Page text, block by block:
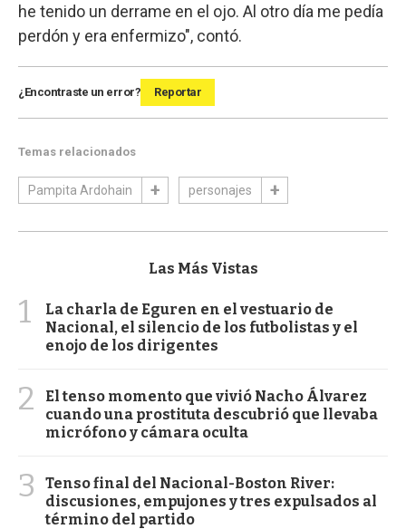
he tenido un derrame en el ojo. Al otro día me pedía
perdón y era enfermizo", contó.
¿Encontraste un error? Reportar
Temas relacionados
Pampita Ardohain personajes
Las Más Vistas
1
La charla de Eguren en el vestuario de
Nacional, el silencio de los futbolistas y el
enojo de los dirigentes
2
El tenso momento que vivió Nacho Álvarez
cuando una prostituta descubrió que llevaba
micrófono y cámara oculta
3
Tenso final del Nacional-Boston River:
discusiones, empujones y tres expulsados al
término del partido